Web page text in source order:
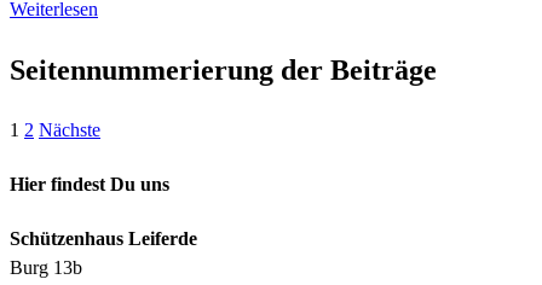
Weiterlesen
Seitennummerierung der Beiträge
1 2 Nächste
Hier findest Du uns
Schützenhaus Leiferde
Burg 13b